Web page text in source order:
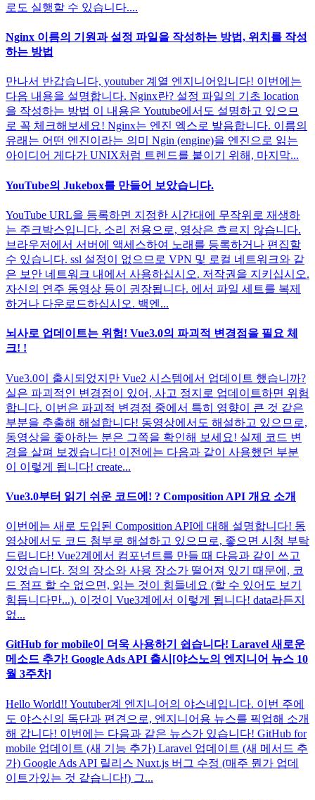
로도 실행할 수 있습니다....
Nginx 이름의 기원과 설정 파일을 작성하는 방법, 위치를 작성
하는 방법
만나서 반갑습니다, youtuber 계열 엔지니어입니다! 이번에는
다음 내용을 설명합니다. Nginx란? 설정 파일의 기초 location
을 작성하는 방법 이 내용은 Youtube에서도 설명하고 있으므
로 꼭 체크해보세요! Nginx는 엔진 엑스로 발음합니다. 이름의
유래는 어떤 엔진이라는 의미 Ngin (engine)을 엔진으로 읽는
아이디어 게다가 UNIX처럼 트렌드를 붙이기 위해, 마지막...
YouTube의 Jukebox를 만들어 보았습니다.
YouTube URL을 등록하면 지정한 시간대에 무작위로 재생하
는 주크박스입니다. 소리 전용으로, 영상은 흐르지 않습니다.
브라우저에서 서버에 액세스하여 노래를 등록하거나 편집할
수 있습니다. ssl 설정이 없으므로 VPN 및 로컬 네트워크와 같
은 보안 네트워크 내에서 사용하십시오. 저작권을 지키십시오.
자신의 연주 동영상 등이 권장됩니다. 에서 파일 세트를 복제
하거나 다운로드하십시오. 백엔...
뇌사로 업데이트는 위험! Vue3.0의 파괴적 변경점을 필요 체
크! !
Vue3.0이 출시되었지만 Vue2 시스템에서 업데이트 했습니까?
실은 파괴적인 변경점이 있어, 사고 정지로 업데이트하면 위험
합니다. 이번은 파괴적 변경점 중에서 특히 영향이 큰 것 같은
부분을 추출해 해설합니다! 동영상에서도 해설하고 있으므로,
동영상을 좋아하는 분은 그쪽을 확인해 보세요! 실제 코드 변
경을 살펴 보겠습니다! 이전에는 다음과 같이 사용했던 부분
이 이렇게 됩니다! create...
Vue3.0부터 읽기 쉬운 코드에! ? Composition API 개요 소개
이번에는 새로 도입된 Composition API에 대해 설명합니다! 동
영상에서도 코드 첨부로 해설하고 있으므로, 좋으면 시청 부탁
드립니다! Vue2계에서 컴포넌트를 만들 때 다음과 같이 쓰고
있었습니다. 정의 장소와 사용 장소가 떨어져 있기 때문에, 코
드 점프 할 수 없으면, 읽는 것이 힘들네요 (할 수 있어도 보기
힘듭니다만...). 이것이 Vue3계에서 이렇게 됩니다! data라든지
없...
GitHub for mobile이 더욱 사용하기 쉽습니다! Laravel 새로운
메소드 추가! Google Ads API 출시[야스노의 엔지니어 뉴스 10
월 3주차]
Hello World!! Youtuber계 엔지니어의 야스네입니다. 이번 주에
도 야스신의 독단과 편견으로, 엔지니어용 뉴스를 픽업해 소개
해 갑니다! 이번에는 다음과 같은 뉴스가 있습니다! GitHub for
mobile 업데이트 (새 기능 추가) Laravel 업데이트 (새 메서드 추
가) Google Ads API 릴리스 Nuxt.js 버그 수정 (매주 뭔가 업데
이트가있는 것 같습니다!) 그...